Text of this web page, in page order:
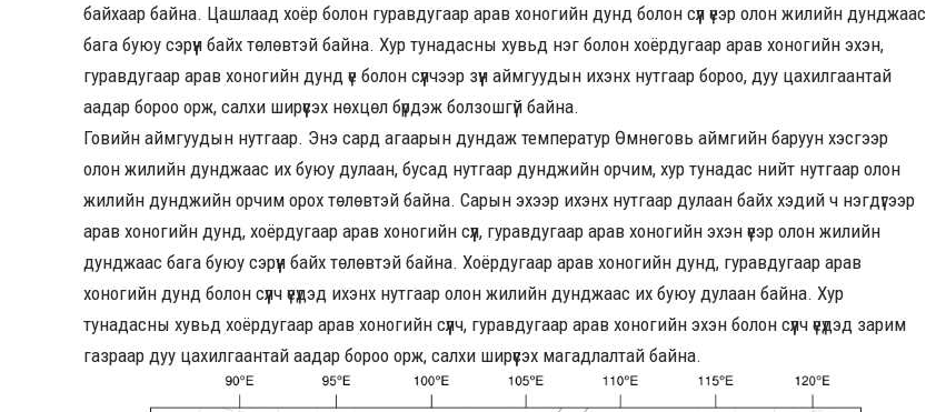
байхаар байна. Цашлаад хоёр болон гуравдугаар арав хоногийн дунд болон сүүл үеэр олон жилийн дунджаас
бага буюу сэрүүн байх төлөвтэй байна. Хур тунадасны хувьд нэг болон хоёрдугаар арав хоногийн эхэн,
гуравдугаар арав хоногийн дунд үе болон сүүлчээр зүүн аймгуудын ихэнх нутгаар бороо, дуу цахилгаантай
аадар бороо орж, салхи ширүүсэх нөхцөл бүрдэж болзошгүй байна.
Говийн аймгуудын нутгаар. Энэ сард агаарын дундаж температур Өмнөговь аймгийн баруун хэсгээр
олон жилийн дунджаас их буюу дулаан, бусад нутгаар дунджийн орчим, хур тунадас нийт нутгаар олон
жилийн дунджийн орчим орох төлөвтэй байна. Сарын эхээр ихэнх нутгаар дулаан байх хэдий ч нэгдүгээр
арав хоногийн дунд, хоёрдугаар арав хоногийн сүүл, гуравдугаар арав хоногийн эхэн үеэр олон жилийн
дунджаас бага буюу сэрүүн байх төлөвтэй байна. Хоёрдугаар арав хоногийн дунд, гуравдугаар арав
хоногийн дунд болон сүүлч үеүдэд ихэнх нутгаар олон жилийн дунджаас их буюу дулаан байна. Хур
тунадасны хувьд хоёрдугаар арав хоногийн сүүлч, гуравдугаар арав хоногийн эхэн болон сүүлч үеүдэд зарим
газраар дуу цахилгаантай аадар бороо орж, салхи ширүүсэх магадлалтай байна.